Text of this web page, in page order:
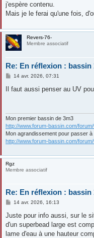
j'espère contenu.
Mais je le ferai qu'une fois,
Revers-76-
Membre associatif
Re: En réflexion : bassin
M
s
14 avr. 2026, 07:31
Il faut aussi penser au UV
Mon premier bassin de 3m3
http://www.forum-bassin.com/
Mon agrandissement pour passer à
http://www.forum-bassin.com/
Rgz
Membre associatif
Re: En réflexion : bassin
M
s
a
g
14 avr. 2026, 16:13
Juste pour info aussi, sur le
d'un superbead large est
lame d'eau à une hauteur